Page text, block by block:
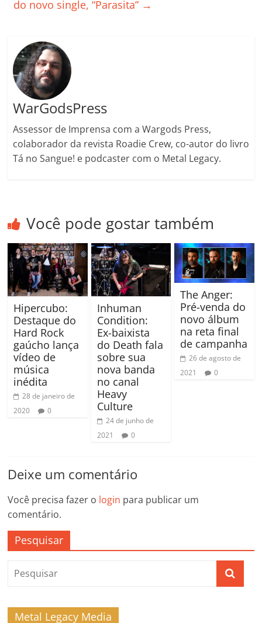
k
do novo single, “Parasita” →
WarGodsPress
Assessor de Imprensa com a Wargods Press,
colaborador da revista Roadie Crew, co-autor do livro
Tá no Sangue! e podcaster com o Metal Legacy.
Você pode gostar também
Hipercubo:
Destaque do
Hard Rock
gaúcho lança
vídeo de
música
inédita
28 de janeiro de
2020
0
Inhuman
Condition:
Ex-baixista
do Death fala
sobre sua
nova banda
no canal
Heavy
Culture
24 de junho de
2021
0
The Anger:
Pré-venda do
novo álbum
na reta final
de campanha
26 de agosto de
2021
0
Deixe um comentário
Você precisa fazer o login para publicar um
comentário.
Pesquisar
Metal Legacy Media